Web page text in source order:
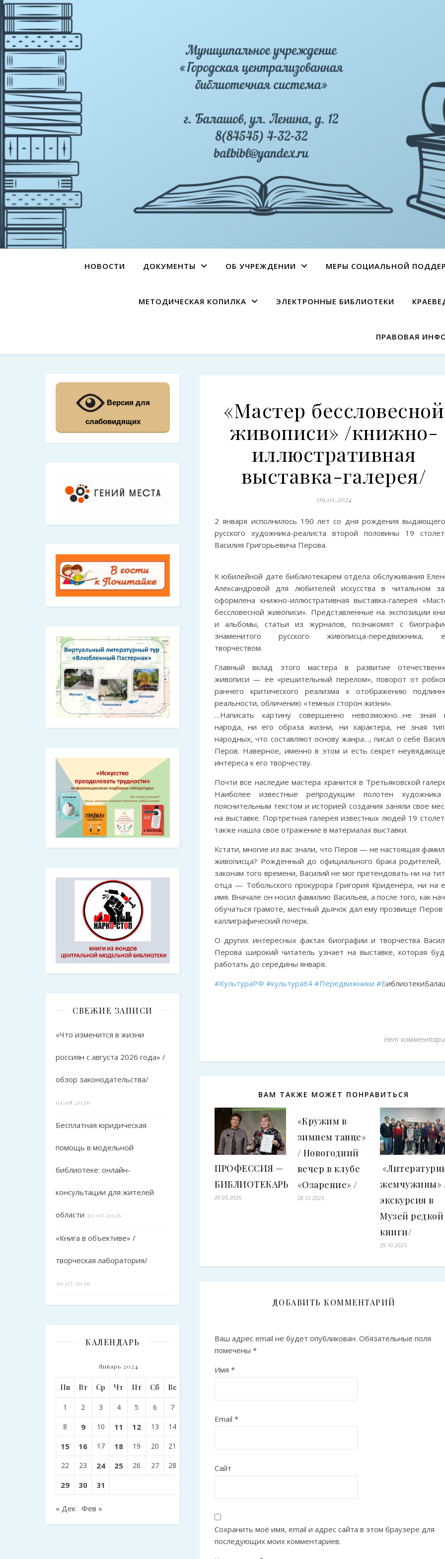
НОВОСТИ ДОКУМЕНТЫ ОБ УЧРЕЖДЕНИИ МЕРЫ СОЦИАЛЬНОЙ
МЕТОДИЧЕСКАЯ КОПИЛКА ЭЛЕКТРОННЫЕ БИБЛИОТЕКИ
ПРАВОВАЯ
Версия для
слабовидящих
СВЕЖИЕ ЗАПИСИ
«Что изменится в жизни
россиян с августа 2026 года» /
обзор законодательства/
01.08.2026
Бесплатная юридическая
помощь в модельной
библиотеке: онлайн-
консультации для жителей
области 30.07.2026
«Книга в объективе» /
творческая лаборатория/
30.07.2026
КАЛЕНДАРЬ
Январь 2024
Пн Вт Ср Чт Пт Сб Вс
1 2 3 4 5 6 7
8 9 10 11 12 13 14
15 16 17 18 19 20 21
22 23 24 25 26 27 28
29 30 31
« Дек Фев »
«Мастер бессловесной
живописи» /книжно-
иллюстративная
выставка-галерея/
09.01.2024
2 января исполнилось 190 лет со дня рождения
русского художника-реалиста второй половины 19
Василия Григорьевича Перова.
К юбилейной дате библиотекарем отдела обслуживания
Александровой для любителей искусства в читальном
оформлена книжно-иллюстративная выставка-галерея
бессловесной живописи». Представленные на экспозиции
и альбомы, статьи из журналов, познакомят с
знаменитого русского живописца-передвижника,
творчеством.
Главный вклад этого мастера в развитие
живописи — ее «решительный перелом», поворот от
раннего критического реализма к отображению
реальности, обличению «темных сторон жизни».
…Написать картину совершенно невозможно…не зная
народа, ни его образа жизни, ни характера, не зная
народных, что составляют основу жанра…, писал о себе
Перов. Наверное, именно в этом и есть секрет
интереса к его творчеству.
Почти все наследие мастера хранится в Третьяковской
Наиболее известные репродукции полотен
пояснительным текстом и историей создания заняли свое
на выставке. Портретная галерея известных людей 19
также нашла свое отражение в материалах выставки.
Кстати, многие из вас знали, что Перов — не настоящая
живописца? Рожденный до официального брака родителей,
законам того времени, Василий не мог претендовать ни на
отца — Тобольского прокурора Григория Криденера, ни на
имя. Вначале он носил фамилию Васильев, а после того, как
обучаться грамоте, местный дьячок дал ему прозвище Перов
каллиграфический почерк.
О других интересных фактах биографии и творчества
Перова широкий читатель узнает на выставке, которая
работать до середины января.
#КультураРФ #культура64 #Передвижники #Б
Нет
ВАМ ТАКЖЕ МОЖЕТ ПОНРАВИТЬСЯ
ПРОФЕССИЯ —
БИБЛИОТЕКАРЬ
29.05.2026
«Кружим в
зимнем танце»
/ Новогодний
вечер в клубе
«Озарение» /
28.12.2023
жемчужины»
экскурсия в
Музей редкой
книги/
29.10.2025
ДОБАВИТЬ КОММЕНТАРИЙ
Ваш адрес email не будет опубликован. Обязательные поля
помечены *
Имя *
Email *
Сайт
Сохранить моё имя, email и адрес сайта в этом браузере для
последующих моих комментариев.